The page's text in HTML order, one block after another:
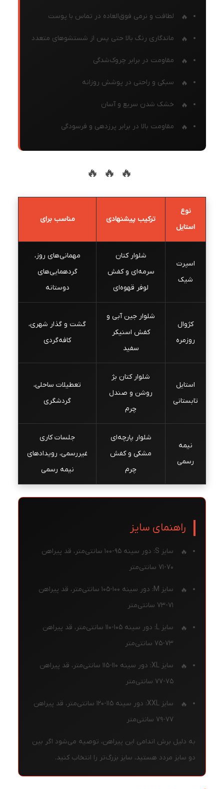
لطافت و نرمی فوق‌العاده در تماس با پوست
ماندگاری رنگ بالا حتی پس از شستشوهای متعدد
مقاومت در برابر چروک‌شدگی
سبکی و راحتی در پوشش روزانه
خشک شدن سریع و آسان
مقاومت بالا در برابر پرزدهی و فرسودگی
🔥🔥🔥
نوع
استایل
ترکیب پیشنهادی مناسب برای
اسپرت
شیک
شلوار کتان
سرمه‌ای و کفش
لوفر قهوه‌ای
مهمانی‌های روز،
گردهمایی‌های
دوستانه
کژوال
روزمره
شلوار جین آبی و
کفش اسنیکر
سفید
گشت و گذار شهری،
کافه‌گردی
استایل
تابستانی
شلوار کتان بژ
روشن و صندل
چرم
تعطیلات ساحلی،
گردشگری
نیمه
رسمی
شلوار پارچه‌ای
مشکی و کفش
چرم
جلسات کاری
غیررسمی، رویدادهای
نیمه رسمی
راهنمای سایز
سایز S: دور سینه ۹۵-۱۰۰ سانتی‌متر، قد پیراهن
۷۰-۷۱ سانتی‌متر
سایز M: دور سینه ۱۰۰-۱۰۵ سانتی‌متر، قد پیراهن
۷۱-۷۳ سانتی‌متر
سایز L: دور سینه ۱۰۵-۱۱۰ سانتی‌متر، قد پیراهن
۷۳-۷۵ سانتی‌متر
سایز XL: دور سینه ۱۱۰-۱۱۵ سانتی‌متر، قد پیراهن
۷۵-۷۷ سانتی‌متر
سایز XXL: دور سینه ۱۱۵-۱۲۰ سانتی‌متر، قد پیراهن
۷۷-۷۹ سانتی‌متر
به دلیل برش اندامی این پیراهن، توصیه می‌شود اگر بین
دو سایز مردد هستید، سایز بزرگ‌تر را انتخاب کنید.